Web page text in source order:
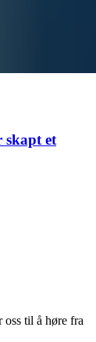
skapt et
oss til å høre fra